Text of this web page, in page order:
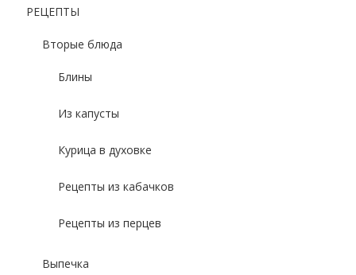
РЕЦЕПТЫ
Вторые блюда
Блины
Из капусты
Курица в духовке
Рецепты из кабачков
Рецепты из перцев
Выпечка